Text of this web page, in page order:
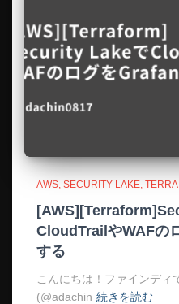
AWS SECURITY LAKE
CloudTrailやWAFの
する
こんにちは！ファインディ
(@adachin 続きを読む